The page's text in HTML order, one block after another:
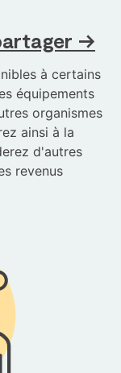
→
à certains
équipements
organismes
ainsi à la
d'autres
revenus